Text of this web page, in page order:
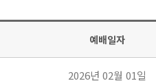
예배일자
2026년 02월 01일